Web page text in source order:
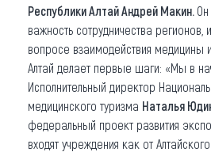
Республики Алтай Андрей Макин.
важность сотрудничества регионов,
вопросе взаимодействия медицины
Алтай делает первые шаги: «Мы в
Исполнительный директор
медицинского туризма Наталья
федеральный проект развития
входят учреждения как от